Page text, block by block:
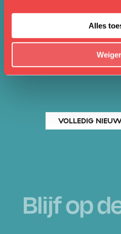
Alles
Meer dan 30.000
‘Schandalig mooie
NAAR
VOLLEDIG
Blijf op